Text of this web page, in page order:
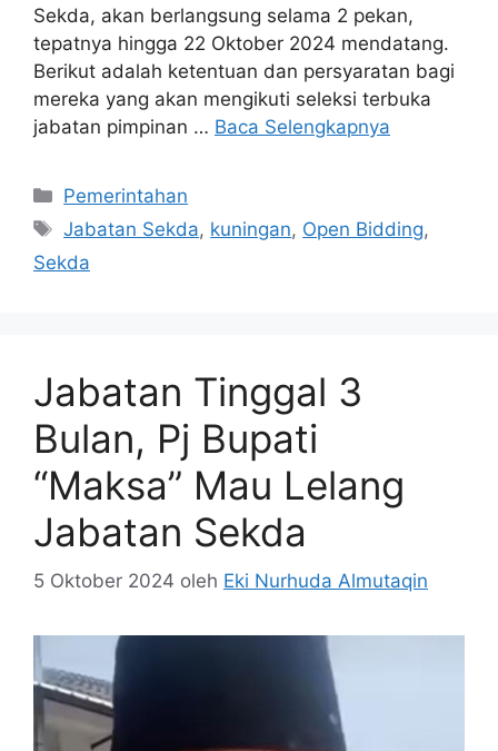
Sekda, akan berlangsung selama 2 pekan,
tepatnya hingga 22 Oktober 2024 mendatang.
Berikut adalah ketentuan dan persyaratan bagi
mereka yang akan mengikuti seleksi terbuka
jabatan pimpinan … Baca Selengkapnya
Kategori
Pemerintahan
Tag
Jabatan Sekda, kuningan, Open Bidding,
Sekda
Jabatan Tinggal 3
Bulan, Pj Bupati
“Maksa” Mau Lelang
Jabatan Sekda
5 Oktober 2024 oleh Eki Nurhuda Almutaqin